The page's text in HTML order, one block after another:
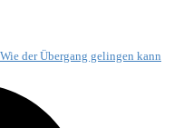
der Übergang gelingen kann